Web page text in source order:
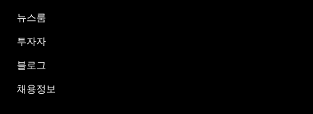
뉴스룸
투자자
블로그
채용정보